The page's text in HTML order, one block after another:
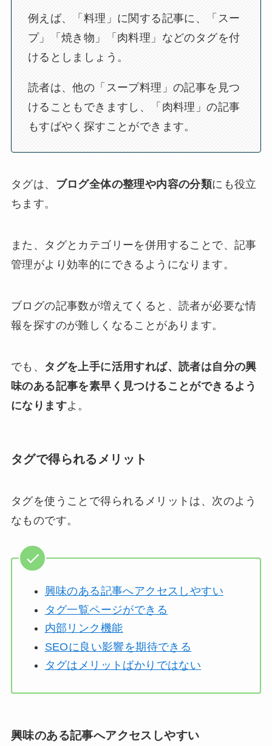
例えば、「料理」に関する記事に、「スー
プ」「焼き物」「肉料理」などのタグを付
けるとしましょう。
読者は、他の「スープ料理」の記事を見つ
けることもできますし、「肉料理」の記事
もすばやく探すことができます。
タグは、 ブログ全体の整理や内容の分類にも役立
ちます。
また、タグとカテゴリーを併用することで、記事
管理がより効率的にできるようになります。
ブログの記事数が増えてくると、読者が必要な情
報を探すのが難しくなることがあります。
でも、 タグを上手に活用すれば、読者は自分の興
味のある記事を素早く見つけることができるよう
になりますよ。
タグで得られるメリット
タグを使うことで得られるメリットは、次のよう
なものです。
興味のある記事へアクセスしやすい
タグ一覧ページができる
内部リンク機能
SEOに良い影響を期待できる
タグはメリットばかりではない
興味のある記事へアクセスしやすい